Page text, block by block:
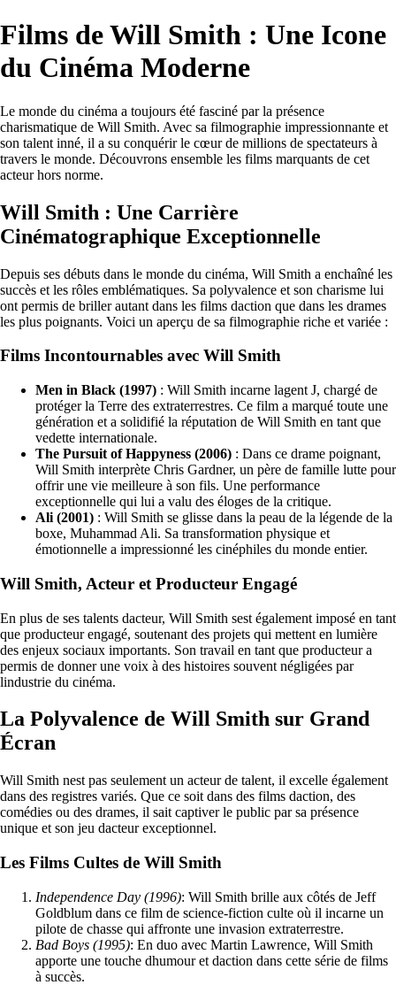
Films de Will Smith : Une Icone
du Cinéma Moderne
Le monde du cinéma a toujours été fasciné par la présence
charismatique de Will Smith. Avec sa filmographie impressionnante et
son talent inné, il a su conquérir le cœur de millions de spectateurs à
travers le monde. Découvrons ensemble les films marquants de cet
acteur hors norme.
Will Smith : Une Carrière
Cinématographique Exceptionnelle
Depuis ses débuts dans le monde du cinéma, Will Smith a enchaîné les
succès et les rôles emblématiques. Sa polyvalence et son charisme lui
ont permis de briller autant dans les films daction que dans les drames
les plus poignants. Voici un aperçu de sa filmographie riche et variée :
Films Incontournables avec Will Smith
Men in Black (1997) : Will Smith incarne lagent J, chargé de
protéger la Terre des extraterrestres. Ce film a marqué toute une
génération et a solidifié la réputation de Will Smith en tant que
vedette internationale.
The Pursuit of Happyness (2006) : Dans ce drame poignant,
Will Smith interprète Chris Gardner, un père de famille lutte pour
offrir une vie meilleure à son fils. Une performance
exceptionnelle qui lui a valu des éloges de la critique.
Ali (2001) : Will Smith se glisse dans la peau de la légende de la
boxe, Muhammad Ali. Sa transformation physique et
émotionnelle a impressionné les cinéphiles du monde entier.
Will Smith, Acteur et Producteur Engagé
En plus de ses talents dacteur, Will Smith sest également imposé en tant
que producteur engagé, soutenant des projets qui mettent en lumière
des enjeux sociaux importants. Son travail en tant que producteur a
permis de donner une voix à des histoires souvent négligées par
lindustrie du cinéma.
La Polyvalence de Will Smith sur Grand
Écran
Will Smith nest pas seulement un acteur de talent, il excelle également
dans des registres variés. Que ce soit dans des films daction, des
comédies ou des drames, il sait captiver le public par sa présence
unique et son jeu dacteur exceptionnel.
Les Films Cultes de Will Smith
Independence Day (1996): Will Smith brille aux côtés de Jeff
Goldblum dans ce film de science-fiction culte où il incarne un
pilote de chasse qui affronte une invasion extraterrestre.
Bad Boys (1995): En duo avec Martin Lawrence, Will Smith
apporte une touche dhumour et daction dans cette série de films
à succès.